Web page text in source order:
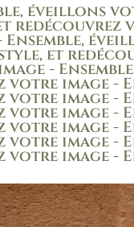
éveillons
et
-
image
image
image
image
image
image